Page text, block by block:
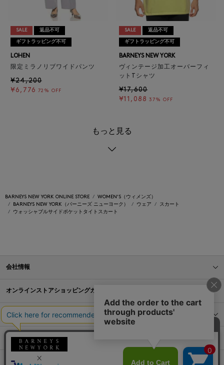
SALE 返品不可
ギフトラッピング不可
LOHEN
限定ミラノリブワイドパンツ
¥24,200
¥6,776 72% OFF
SALE 返品不可
ギフトラッピング不可
BARNEYS NEW YORK
ヴィンテージ加工オーバーフィ
ットTシャツ
¥17,600
¥11,088 37% OFF
もっと見る
BARNEYS NEW YORK ONLINE STORE
WOMEN'S（ウィメンズ）
BARNEYS NEW YORK（バーニーズ ニューヨーク）
ウェア
スカート
ウォッシャブルサイドポケットタイトスカート
会社情報
オンラインストアショッピングガイド
店舗情報
サービス